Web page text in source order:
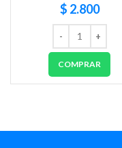
$ 2.800
COMPRAR